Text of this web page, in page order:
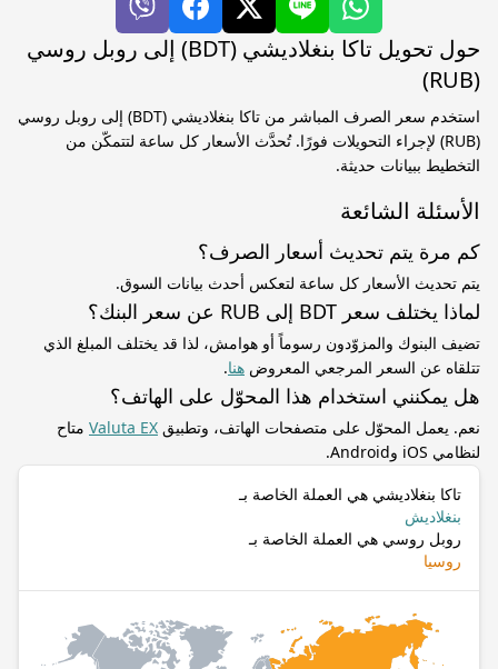
حول تحويل تاكا بنغلاديشي (BDT) إلى روبل روسي
(RUB)
استخدم سعر الصرف المباشر من تاكا بنغلاديشي (BDT) إلى روبل روسي
(RUB) لإجراء التحويلات فورًا. تُحدَّث الأسعار كل ساعة لتتمكّن من
التخطيط ببيانات حديثة.
الأسئلة الشائعة
كم مرة يتم تحديث أسعار الصرف؟
يتم تحديث الأسعار كل ساعة لتعكس أحدث بيانات السوق.
لماذا يختلف سعر BDT إلى RUB عن سعر البنك؟
تضيف البنوك والمزوّدون رسوماً أو هوامش، لذا قد يختلف المبلغ الذي
تتلقاه عن السعر المرجعي المعروض هنا.
هل يمكنني استخدام هذا المحوّل على الهاتف؟
نعم. يعمل المحوّل على متصفحات الهاتف، وتطبيق Valuta EX متاح
لنظامي iOS وAndroid.
تاكا بنغلاديشي هي العملة الخاصة بـ
بنغلاديش
روبل روسي هي العملة الخاصة بـ
روسيا